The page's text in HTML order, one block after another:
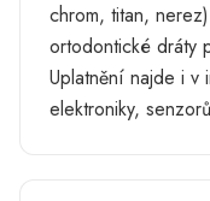
chrom, titan,
ortodontické dráty
Uplatnění najde i v
elektroniky,